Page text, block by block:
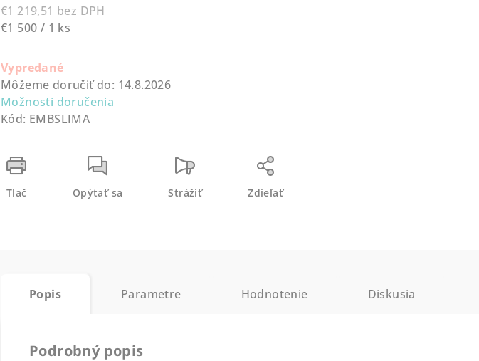
€1 219,51 bez DPH
Jednotková
€1 500 / 1 ks
Vypredané
Môžeme doručiť do: 14.8.2026
Možnosti doručenia
Kód: EMBSLIMA
Tlač Opýtať sa Strážiť Zdieľať
Popis Parametre Hodnotenie Diskusia
Podrobný popis